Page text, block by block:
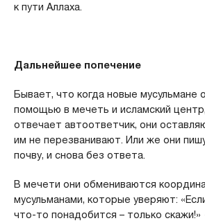
к пути Аллаха.
Дальнейшее попечение
Бывает, что когда новые мусульмане
помощью в мечеть и исламский
отвечает автоответчик, они
им не перезванивают. Или же они
почву, и снова без ответа.
В мечети они обмениваются
мусульманами, которые уверяют:
что-то понадобится – только